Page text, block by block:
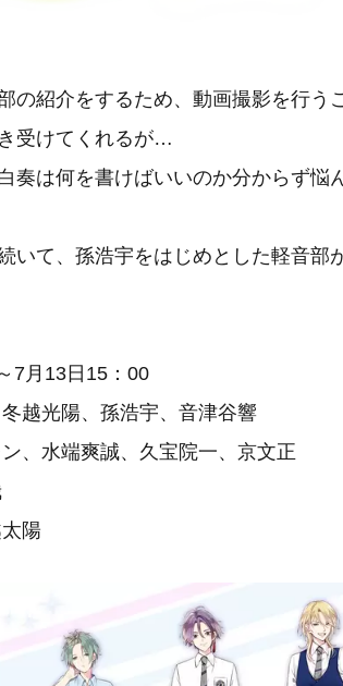
紹介をするため、動画撮影を行う
受けてくれるが…
奏は何を書けばいいのか分からず悩
いて、孫浩宇をはじめとした軽音部
7月13日15：00
越光陽、孫浩宇、音津谷響
爽誠、久宝院一、京文正
陽